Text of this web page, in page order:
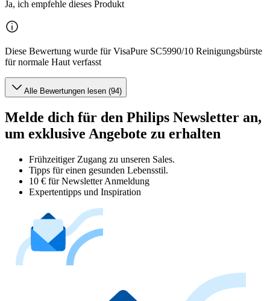
Ja, ich empfehle dieses Produkt
Diese Bewertung wurde für VisaPure SC5990/10 Reinigungsbürste
für normale Haut verfasst
Alle Bewertungen lesen (94)
Melde dich für den Philips Newsletter an,
um exklusive Angebote zu erhalten
Frühzeitiger Zugang zu unseren Sales.
Tipps für einen gesunden Lebensstil.
10 € für Newsletter Anmeldung
Expertentipps und Inspiration